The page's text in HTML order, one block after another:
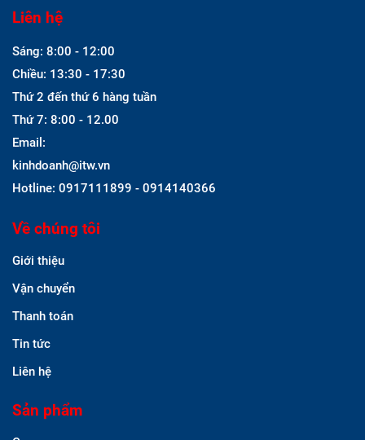
Liên hệ
Sáng: 8:00 - 12:00
Chiều: 13:30 - 17:30
Thứ 2 đến thứ 6 hàng tuần
Thứ 7: 8:00 - 12.00
Email:
kinhdoanh@itw.vn
Hotline: 0917111899 - 0914140366
Về chúng tôi
Giới thiệu
Vận chuyển
Thanh toán
Tin tức
Liên hệ
Sản phẩm